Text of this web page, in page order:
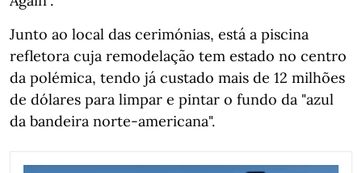
Junto ao local das cerimónias, está a piscina
refletora cuja remodelação tem estado no centro
da polémica, tendo já custado mais de 12 milhões
de dólares para limpar e pintar o fundo da "azul
da bandeira norte-americana".